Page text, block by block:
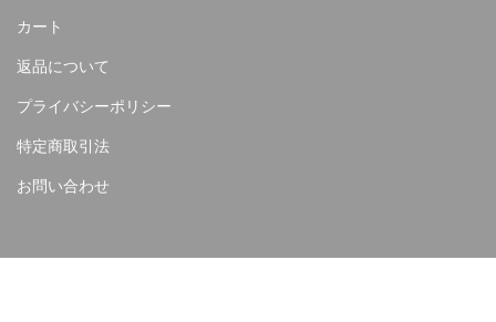
カート
返品について
プライバシーポリシー
特定商取引法
お問い合わせ